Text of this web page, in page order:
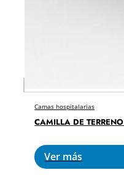
Camas hospitalarias
CAMILLA DE
Ver más